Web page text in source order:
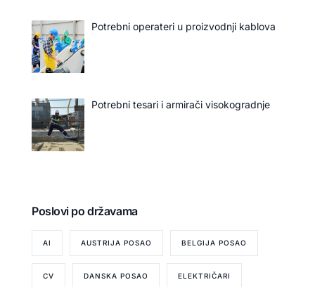
Potrebni operateri u proizvodnji kablova
Potrebni tesari i armirači visokogradnje
Poslovi po državama
AI AUSTRIJA POSAO BELGIJA POSAO
CV DANSKA POSAO ELEKTRIČARI